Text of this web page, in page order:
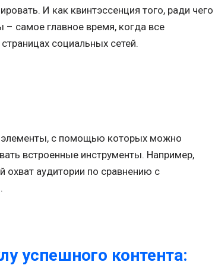
И как квинтэссенция того, ради чего
самое главное время, когда все
социальных сетей.
элементы, с помощью которых можно
встроенные инструменты. Например,
аудитории по сравнению с
успешного контента: